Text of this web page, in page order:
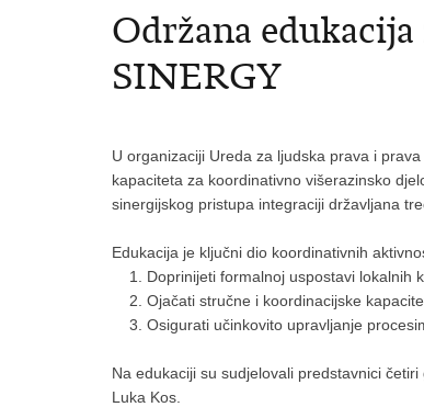
Održana
SINERGY
U organizaciji Ureda za ljudska prava i
kapaciteta za koordinativno višerazinsko
sinergijskog pristupa integraciji državljana
Edukacija je ključni dio koordinativnih
Doprinijeti formalnoj uspostavi lokalnih
Ojačati stručne i koordinacijske
Osigurati učinkovito upravljanje
Na edukaciji su sudjelovali predstavnici
Luka Kos.